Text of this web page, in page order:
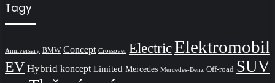
Tagy
Anniversary BMW Concept Crossover ElectricElektromobil
EV Hybrid koncept Limited Mercedes Mercedes-Benz Off-road SUV